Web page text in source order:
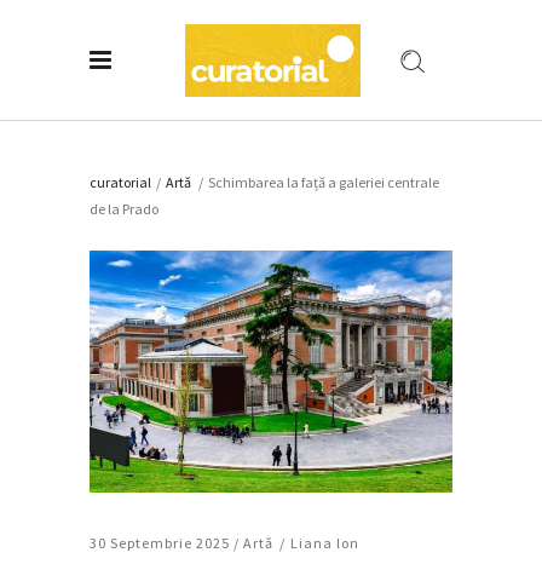
curatorial / Artǎ / Schimbarea la față a galeriei centrale
de la Prado
30 Septembrie 2025 / Artǎ Liana Ion